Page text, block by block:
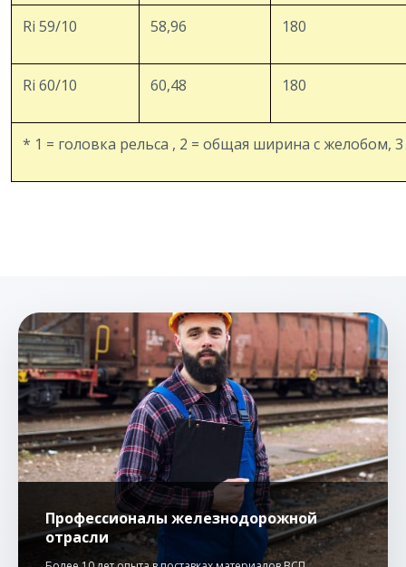
Ri 59/10 58,96 180
Ri 60/10 60,48 180
* 1 = головка рельса , 2 = общая ширина с желобом,
Профессионалы железнодорожной
отрасли